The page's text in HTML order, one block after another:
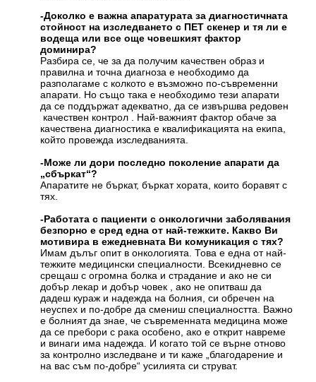
-Доколко е важна апаратурата за диагностичната
стойност на изследването с ПЕТ скенер и тя ли е
водеща или все още човешкият фактор
доминира?
Разбира се, че за да получим качествен образ и
правилна и точна диагноза е необходимо да
разполагаме с колкото е възможно по-съвременни
апарати. Но също така е необходимо тези апарати
да се поддържат адекватно, да се извършва редовен
качествен контрол . Най-важният фактор обаче за
качествена диагностика е квалификацията на екипа,
който провежда изследванията.
-Може ли дори последно поколение апарати да
„сбъркат“?
Апаратите не бъркат, бъркат хората, които боравят с
тях.
-Работата с пациенти с онкологични заболявания
безпорно е сред една от най-тежките. Какво Ви
мотивира в ежедневната Ви комуникация с тях?
Имам дълъг опит в онкологията. Това е една от най-
тежките медицински специалности. Всекидневно се
срещаш с огромна болка и страдание и ако не си
добър лекар и добър човек , ако не опитваш да
дадеш кураж и надежда на болния, си обречен на
неуспех и по-добре да смениш специалността. Важно
е болният да знае, че съвременната медицина може
да се пребори с рака особено, ако е открит навреме
и винаги има надежда. И когато той се върне отново
за контролно изследване и ти каже „благодарение и
на вас съм по-добре“ усилията си струват.